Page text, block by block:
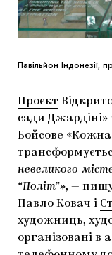
Павільйон Індонезії,
Проєкт
сади
Бойсове
невеликого
“Політ”», —
Павло Ковач і
художниць,
організовані в